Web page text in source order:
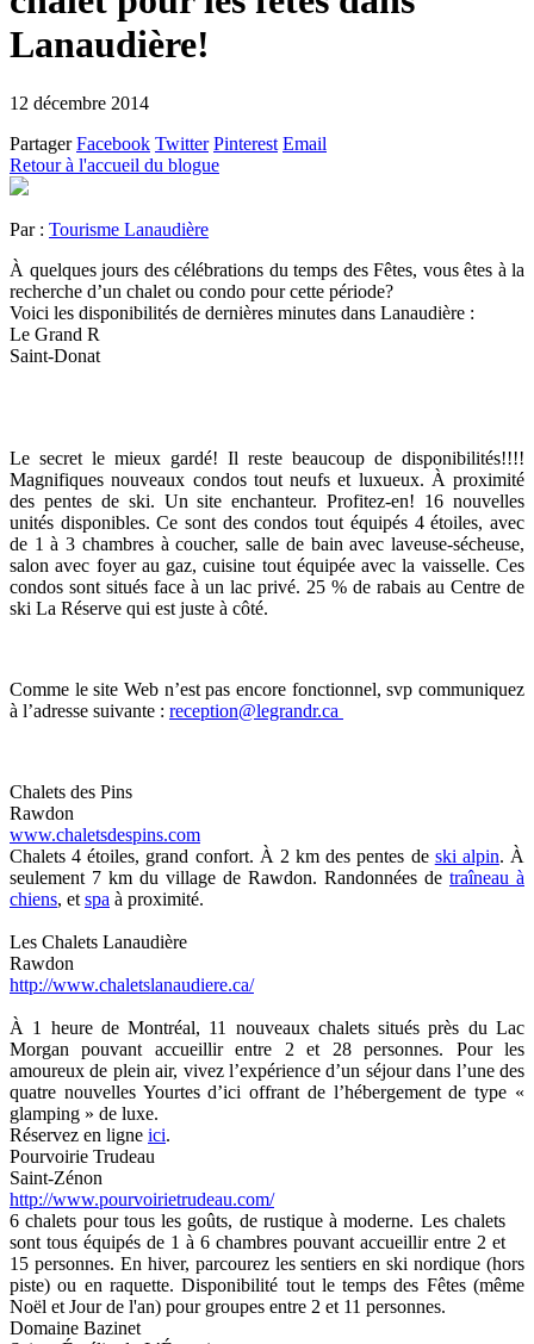
Lanaudière!
12 décembre 2014
Partager Facebook Twitter Pinterest Email
Retour à l'accueil du blogue
Par : Tourisme Lanaudière
À quelques jours des célébrations du temps des Fêtes, vous êtes à la
recherche d’un chalet ou condo pour cette période?
Voici les disponibilités de dernières minutes dans Lanaudière :
Le Grand R
Saint-Donat
Le secret le mieux gardé! Il reste beaucoup de disponibilités!!!!
Magnifiques nouveaux condos tout neufs et luxueux. À proximité
des pentes de ski. Un site enchanteur. Profitez-en! 16 nouvelles
unités disponibles. Ce sont des condos tout équipés 4 étoiles, avec
de 1 à 3 chambres à coucher, salle de bain avec laveuse-sécheuse,
salon avec foyer au gaz, cuisine tout équipée avec la vaisselle. Ces
condos sont situés face à un lac privé. 25 % de rabais au Centre de
ski La Réserve qui est juste à côté.
Comme le site Web n’est pas encore fonctionnel, svp communiquez
à l’adresse suivante : reception@legrandr.ca
Chalets des Pins
Rawdon
www.chaletsdespins.com
Chalets 4 étoiles, grand confort. À 2 km des pentes de ski alpin. À
seulement 7 km du village de Rawdon. Randonnées de traîneau à
chiens, et spa à proximité.
Les Chalets Lanaudière
Rawdon
http://www.chaletslanaudiere.ca/
À 1 heure de Montréal, 11 nouveaux chalets situés près du Lac
Morgan pouvant accueillir entre 2 et 28 personnes. Pour les
amoureux de plein air, vivez l’expérience d’un séjour dans l’une des
quatre nouvelles Yourtes d’ici offrant de l’hébergement de type «
glamping » de luxe.
Réservez en ligne ici.
Pourvoirie Trudeau
Saint-Zénon
http://www.pourvoirietrudeau.com/
6 chalets pour tous les goûts, de rustique à moderne. Les chalets
sont tous équipés de 1 à 6 chambres pouvant accueillir entre 2 et
15 personnes. En hiver, parcourez les sentiers en ski nordique (hors
piste) ou en raquette. Disponibilité tout le temps des Fêtes (même
Noël et Jour de l'an) pour groupes entre 2 et 11 personnes.
Domaine Bazinet